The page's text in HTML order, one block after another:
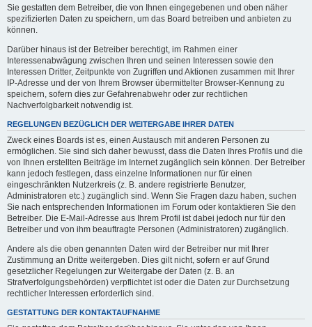
Sie gestatten dem Betreiber, die von Ihnen eingegebenen und oben näher
spezifizierten Daten zu speichern, um das Board betreiben und anbieten zu
können.
Darüber hinaus ist der Betreiber berechtigt, im Rahmen einer
Interessenabwägung zwischen Ihren und seinen Interessen sowie den
Interessen Dritter, Zeitpunkte von Zugriffen und Aktionen zusammen mit Ihrer
IP-Adresse und der von Ihrem Browser übermittelter Browser-Kennung zu
speichern, sofern dies zur Gefahrenabwehr oder zur rechtlichen
Nachverfolgbarkeit notwendig ist.
REGELUNGEN BEZÜGLICH DER WEITERGABE IHRER DATEN
Zweck eines Boards ist es, einen Austausch mit anderen Personen zu
ermöglichen. Sie sind sich daher bewusst, dass die Daten Ihres Profils und die
von Ihnen erstellten Beiträge im Internet zugänglich sein können. Der Betreiber
kann jedoch festlegen, dass einzelne Informationen nur für einen
eingeschränkten Nutzerkreis (z. B. andere registrierte Benutzer,
Administratoren etc.) zugänglich sind. Wenn Sie Fragen dazu haben, suchen
Sie nach entsprechenden Informationen im Forum oder kontaktieren Sie den
Betreiber. Die E-Mail-Adresse aus Ihrem Profil ist dabei jedoch nur für den
Betreiber und von ihm beauftragte Personen (Administratoren) zugänglich.
Andere als die oben genannten Daten wird der Betreiber nur mit Ihrer
Zustimmung an Dritte weitergeben. Dies gilt nicht, sofern er auf Grund
gesetzlicher Regelungen zur Weitergabe der Daten (z. B. an
Strafverfolgungsbehörden) verpflichtet ist oder die Daten zur Durchsetzung
rechtlicher Interessen erforderlich sind.
GESTATTUNG DER KONTAKTAUFNAHME